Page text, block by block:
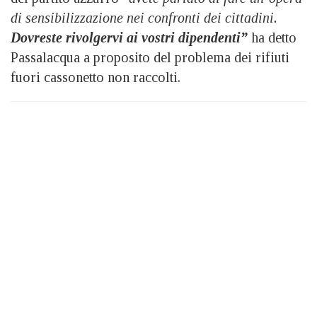
di sensibilizzazione nei confronti dei cittadini.
Dovreste rivolgervi ai vostri dipendenti” ha detto
Passalacqua a proposito del problema dei rifiuti
fuori cassonetto non raccolti.